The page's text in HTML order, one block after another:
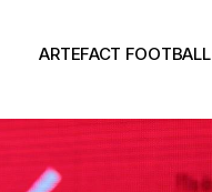
ARTEFACT FOOTBALL